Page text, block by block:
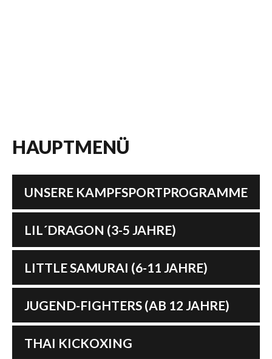
HAUPTMENÜ
UNSERE KAMPFSPORTPROGRAMME
LIL´DRAGON (3-5 JAHRE)
LITTLE SAMURAI (6-11 JAHRE)
JUGEND-FIGHTERS (AB 12 JAHRE)
THAI KICKOXING